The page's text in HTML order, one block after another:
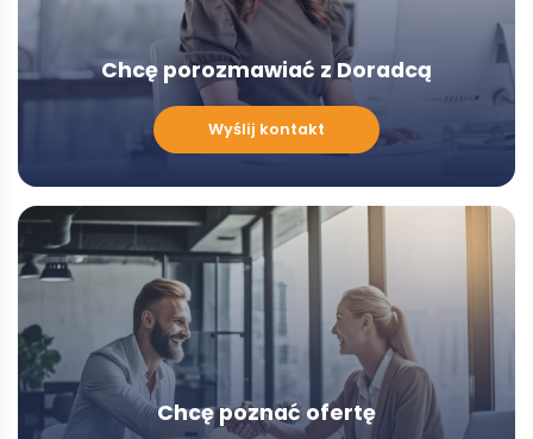
Chcę porozmawiać z Doradcą
porozmawiać
Doradcą
-
Modal
Wyślij kontakt
Chcę poznać ofertę